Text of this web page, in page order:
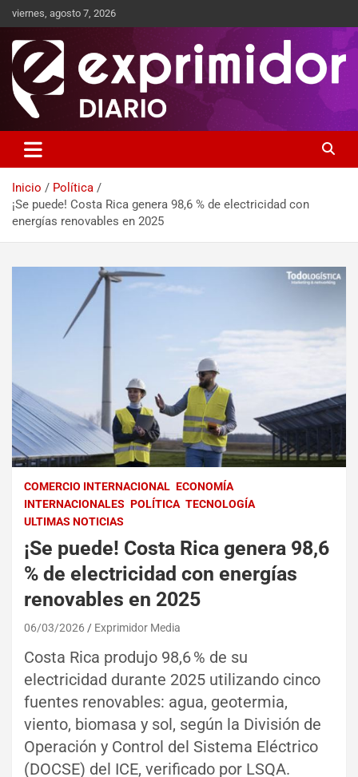
viernes, agosto 7, 2026
Exprimidor media
Inicio
Política
¡Se puede! Costa Rica genera 98,6 % de electricidad con
energías renovables en 2025
COMERCIO INTERNACIONAL ECONOMÍA
INTERNACIONALES POLÍTICA TECNOLOGÍA
ULTIMAS NOTICIAS
¡Se puede! Costa Rica genera 98,6
% de electricidad con energías
renovables en 2025
06/03/2026 Exprimidor Media
Costa Rica produjo 98,6 % de su
electricidad durante 2025 utilizando cinco
fuentes renovables: agua, geotermia,
viento, biomasa y sol, según la División de
Operación y Control del Sistema Eléctrico
(DOCSE) del ICE, verificado por LSQA.